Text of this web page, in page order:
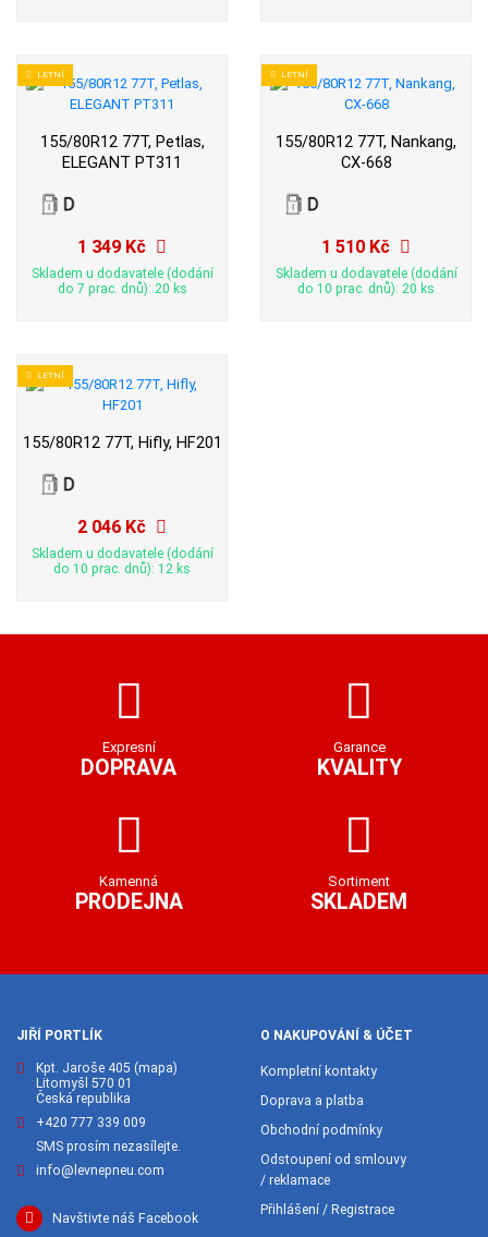
LETNÍ
155/80R12 77T, Petlas,
ELEGANT PT311
1 349 Kč
Skladem u dodavatele (dodání
do 7 prac. dnů): 20 ks
LETNÍ
155/80R12 77T, Nankang,
CX-668
1 510 Kč
Skladem u dodavatele (dodání
do 10 prac. dnů): 20 ks
LETNÍ
155/80R12 77T, Hifly, HF201
2 046 Kč
Skladem u dodavatele (dodání
do 10 prac. dnů): 12 ks
Expresní
DOPRAVA
Garance
KVALITY
Kamenná
PRODEJNA
Sortiment
SKLADEM
JIŘÍ PORTLÍK
Kpt. Jaroše 405 (mapa)
Litomyšl 570 01
Česká republika
+420 777 339 009
SMS prosím nezasílejte.
info@levnepneu.com
Navštivte náš Facebook
O NAKUPOVÁNÍ & ÚČET
Kompletní kontakty
Doprava a platba
Obchodní podmínky
Odstoupení od smlouvy
/ reklamace
Přihlášení / Registrace